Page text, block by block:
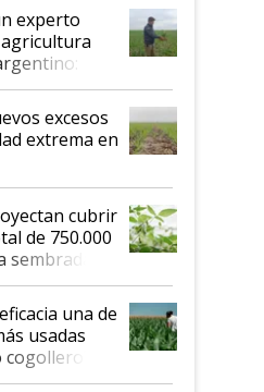
experto
excesos
extrema en
cubrir
de 750.000
de
un
genética y
una de
usadas
El
clave